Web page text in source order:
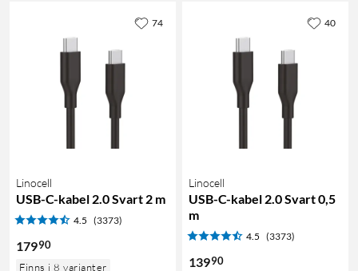
Linocell
USB-C-kabel 2.0 Svart 2 m
4.5 (3373)
17990
Finns i 8 varianter
74
Linocell
USB-C-kabel 2.0 Svart 0,5
m
4.5 (3373)
13990
40